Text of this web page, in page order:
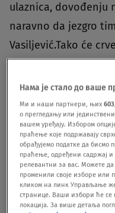
ulaznica, dovođenju
naravno da jezgro
Vasiljević.Tako će
domaćem jezgru, ali
prošle
verovatno iste ekipe
ali dok ne bude
jedan način da
sigurni da ćemo
jasan je Vasiljević.Iz
učiniti sve da dođu
Нама је стало до ваше
Ми и наши партнери, њих603
о прегледању или
вашем уређају. Избором
праћење које подржавају
обрађујемо податке да бисмо
праћење, одређени садржај и
релевантни за вас. Можете
променили своје изборе или
кликом на линк Управљање
странице. Ваши избори ће се
локација. За више детаља